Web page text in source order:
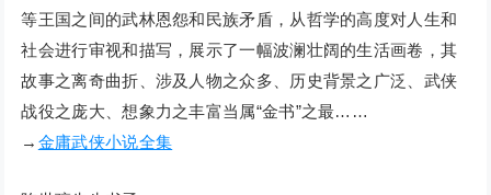
等王国之间的武林恩怨和民族矛盾，从哲学的高度对人生和
社会进行审视和描写，展示了一幅波澜壮阔的生活画卷，其
故事之离奇曲折、涉及人物之众多、历史背景之广泛、武侠
战役之庞大、想象力之丰富当属“金书”之最……
→ 金庸武侠小说全集